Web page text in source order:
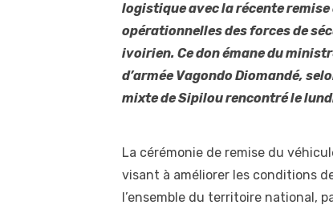
logistique avec la récente
opérationnelles des forces de
ivoirien. Ce don émane du
d’armée Vagondo Diomandé,
mixte de Sipilou rencontré le
La cérémonie de remise du
visant à améliorer les conditions
l’ensemble du territoire national,